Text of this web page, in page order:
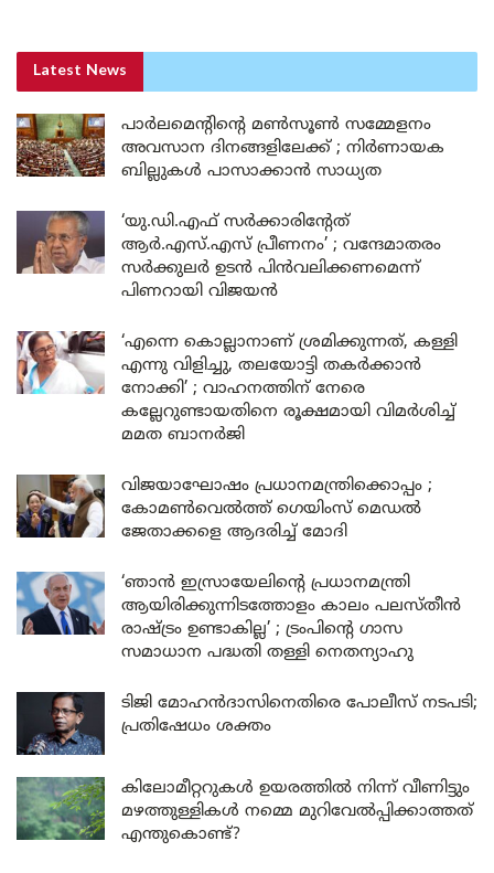
Latest News
പാർലമെന്റിന്റെ മൺസൂൺ സമ്മേളനം
അവസാന ദിനങ്ങളിലേക്ക് ; നിർണായക
ബില്ലുകൾ പാസാക്കാൻ സാധ്യത
‘യു.ഡി.എഫ് സർക്കാരിന്റേത്
ആർ.എസ്.എസ് പ്രീണനം’ ; വന്ദേമാതരം
സർക്കുലർ ഉടൻ പിൻവലിക്കണമെന്ന്
പിണറായി വിജയൻ
‘എന്നെ കൊല്ലാനാണ് ശ്രമിക്കുന്നത്, കള്ളി
എന്നു വിളിച്ചു, തലയോട്ടി തകർക്കാൻ
നോക്കി’ ; വാഹനത്തിന് നേരെ
കല്ലേറുണ്ടായതിനെ രൂക്ഷമായി വിമർശിച്ച്
മമത ബാനർജി
വിജയാഘോഷം പ്രധാനമന്ത്രിക്കൊപ്പം ;
കോമൺവെൽത്ത് ഗെയിംസ് മെഡൽ
ജേതാക്കളെ ആദരിച്ച് മോദി
‘ഞാൻ ഇസ്രായേലിന്റെ പ്രധാനമന്ത്രി
ആയിരിക്കുന്നിടത്തോളം കാലം പലസ്തീൻ
രാഷ്ട്രം ഉണ്ടാകില്ല’ ; ട്രംപിന്റെ ഗാസ
സമാധാന പദ്ധതി തള്ളി നെതന്യാഹു
ടിജി മോഹൻദാസിനെതിരെ പോലീസ് നടപടി;
പ്രതിഷേധം ശക്തം
കിലോമീറ്ററുകൾ ഉയരത്തിൽ നിന്ന് വീണിട്ടും
മഴത്തുള്ളികൾ നമ്മെ മുറിവേൽപ്പിക്കാത്തത്
എന്തുകൊണ്ട്?